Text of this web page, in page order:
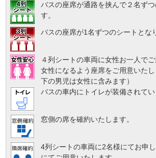
バスの座席が通路を挟んで２名ず
す。
バスの座席が1名ずつのシートとな
４列シートの車両に女性お一人で
女性になるよう座席をご用意いた
下の男児は女性に含みます）
バスの車内にトイレが装備されてい
窓側の席を確約いたします。
4列シートの車両に2名様にてお申